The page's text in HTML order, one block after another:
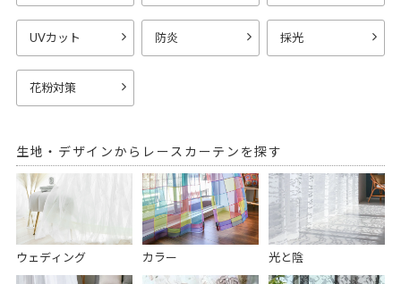
UVカット 防炎 採光
花粉対策
生地・デザインからレースカーテンを探す
ウェディング カラー 光と陰